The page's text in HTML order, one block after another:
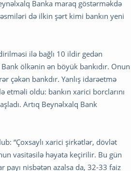
Banka maraq göstərməkdə
də ilkin şərt kimi bankın yeni
ilə bağlı 10 ildir gedən
ölkənin ən böyük bankıdır. Onun
çəkən bankdır. Yanlış idarəetmə
oldu: bankın xarici borclarını
Artıq Beynəlxalq Bank
“Çoxsaylı xarici şirkətlər, dövlət
vasitəsilə həyata keçirilir. Bu gün
nisbətən azalsa da, 32-33 faiz